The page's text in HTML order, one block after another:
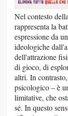
Nel contesto
rappresenta la
espressione da
ideologiche
dell'attrazione
di gioco, di
altri. In
psicologico – è
limitative, che
sé. In questo